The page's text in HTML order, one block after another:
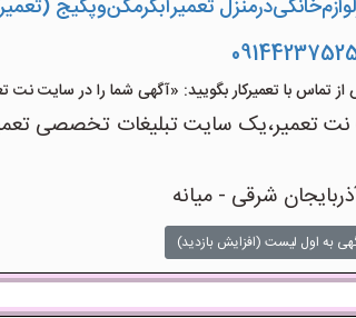
تعمیر‌آبگرمکن‌وپکیج
تماس با تعمیرکار بگویید: «آگهی شما را در سایت نت تعمیر دیده ام و
تعمیر،یک سایت تبلیغات تخصصی
شرقی - میانه
به اول لیست (افزایش بازدید)